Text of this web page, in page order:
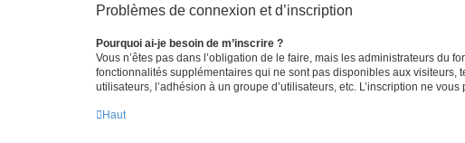
Problèmes de connexion et d’inscription
Pourquoi ai-je besoin de m’inscrire ?
Vous n’êtes pas dans l’obligation de le faire, mais les administrateurs du
fonctionnalités supplémentaires qui ne sont pas disponibles aux visiteurs,
utilisateurs, l’adhésion à un groupe d’utilisateurs, etc. L’inscription ne
Haut